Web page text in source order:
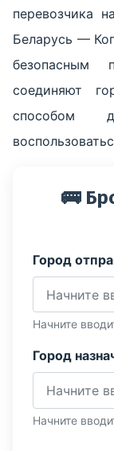
перевозчика
Беларусь —
безопасным
соединяют
способом
🚌
Город
Начните
Город
Начните